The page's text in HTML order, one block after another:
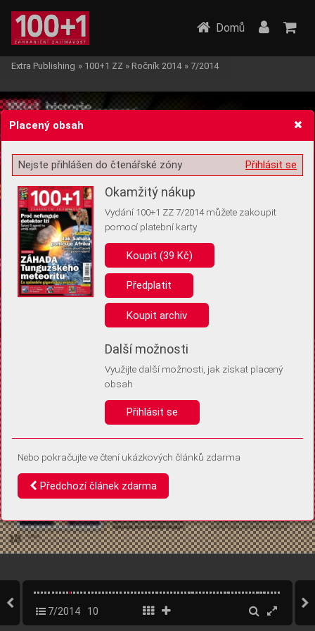
Žádost o souhlas s ukládáním volitelných informací
Pro základní fungování webu nepotřebujeme ukládat žádné informace
(tzv. cookies apod.). Rádi bychom vás ale požádali o souhlas s
uložením volitelných informací:
Anonymní unikátní ID
Díky němu příště poznáme, že se jedná o stejné zařízení, a
Identifikátor je zcela anonymní.
Vaše souhlasy a odmítnutí si ukládáme do vašeho zařízení, abychom se
vás už příště znovu neptali. Můžete je kdykoli později upravit ve Správě
Domů
Extra Publishing » 100+1 ZZ » Ročník 2014 » 7/2014
7/2014 10
Placený obsah
Přihlásit se
Nejste přihlášen do čtenářské zóny
Okamžitý nákup
Vydání 100+1 ZZ 7/2014 můžete zakoupit
pomocí platební karty
Koupit (39 Kč)
Předplatit
Koupit archiv
Další možnosti
Využijte další možnosti, jak získat placený
obsah
Přihlásit se
Nebo pokračujte ve čtení ukázkových článků zdarma
Předchozí článek zdarma